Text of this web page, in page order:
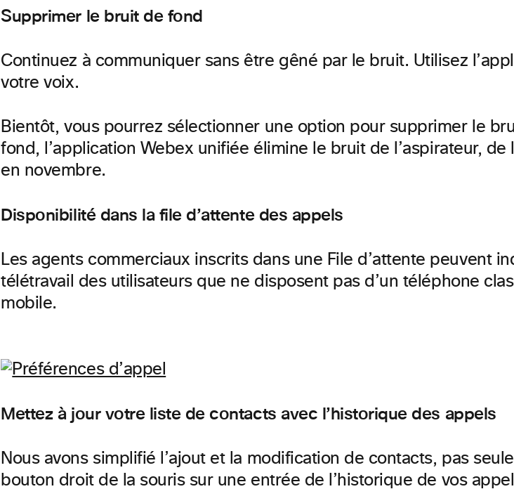
Supprimer le bruit de fond
Continuez à communiquer sans être gêné par le bruit. Utilisez
votre voix.
Bientôt, vous pourrez sélectionner une option pour supprimer le
fond, l’application Webex unifiée élimine le bruit de l’aspirateur,
en novembre.
Disponibilité dans la file d’attente des appels
Les agents commerciaux inscrits dans une File d’attente
télétravail des utilisateurs que ne disposent pas d’un téléphone
mobile.
Mettez à jour votre liste de contacts avec l’historique des appels
Nous avons simplifié l’ajout et la modification de contacts, pas
bouton droit de la souris sur une entrée de l’historique de vos